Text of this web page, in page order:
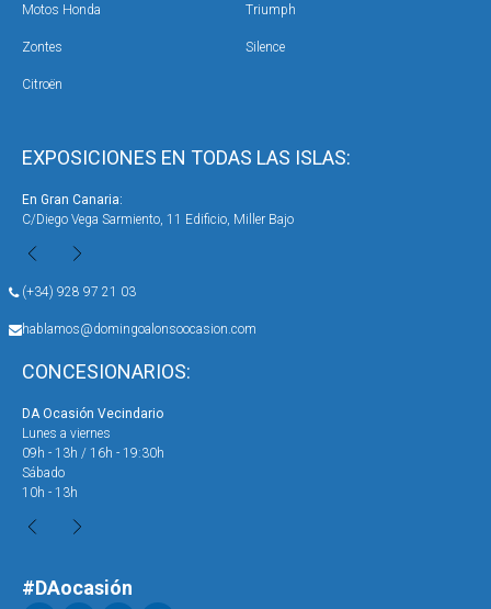
EXPOSICIONES EN TODAS LAS ISLAS:
En Gran Canaria:
C/Diego Vega Sarmiento, 11 Edificio, Miller Bajo
(+34) 928 97 21 03
hablamos@domingoalonsoocasion.com
CONCESIONARIOS:
DA Ocasión Vecindario
Lunes a viernes
09h - 13h / 16h - 19:30h
Sábado
10h - 13h
Motos Honda Triumph
Zontes Silence
Citroën
#DAocasión